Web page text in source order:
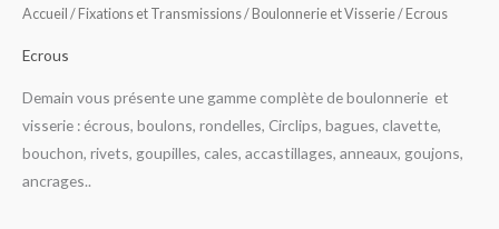
Accueil / Fixations et Transmissions/ Boulonnerie et Visserie/ Ecrous
Ecrous
Demain vous présente une gamme complète de boulonnerie et
visserie : écrous, boulons, rondelles, Circlips, bagues, clavette,
bouchon, rivets, goupilles, cales, accastillages, anneaux, goujons,
ancrages..